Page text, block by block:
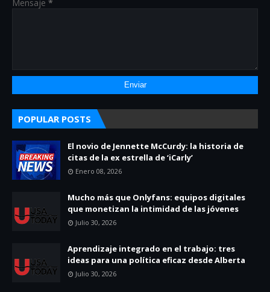
Mensaje *
POPULAR POSTS
El novio de Jennette McCurdy: la historia de
citas de la ex estrella de ‘iCarly’
Enero 08, 2026
Mucho más que Onlyfans: equipos digitales
que monetizan la intimidad de las jóvenes
Julio 30, 2026
Aprendizaje integrado en el trabajo: tres
ideas para una política eficaz desde Alberta
Julio 30, 2026